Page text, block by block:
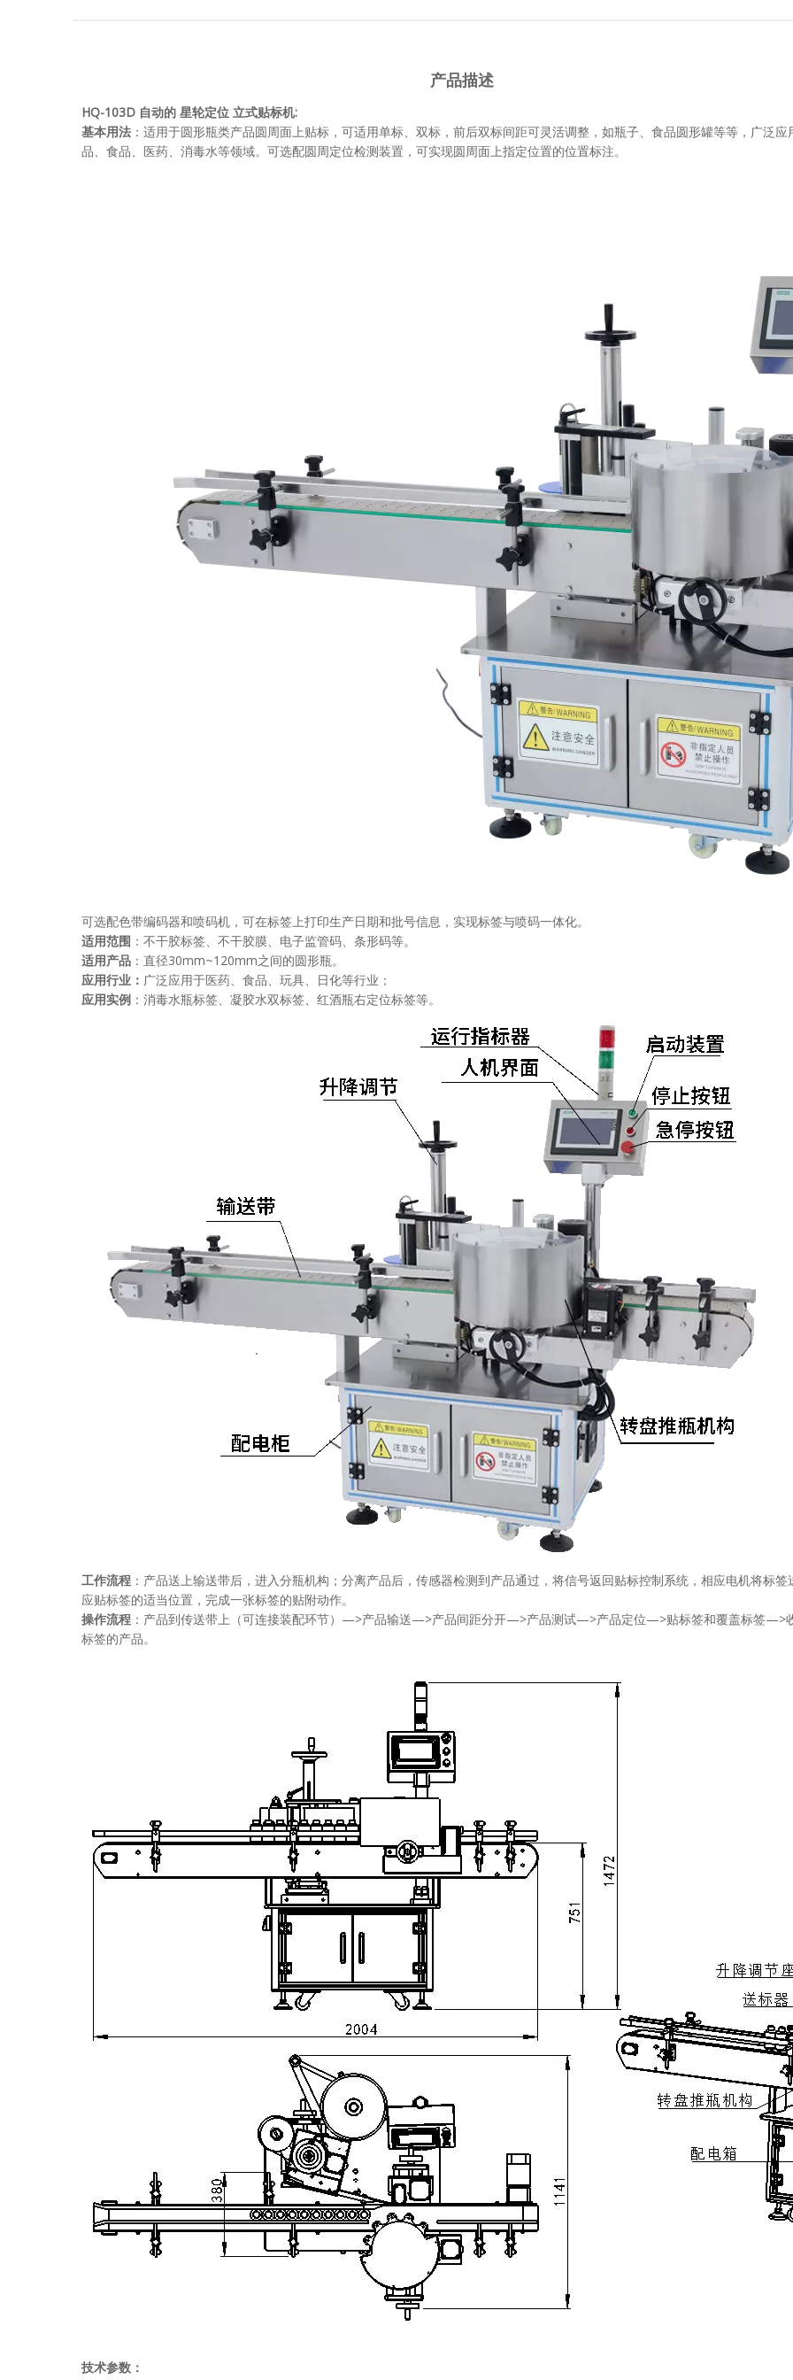
产品描述
HQ-103D 自动的 星轮定位 立式贴标机:
基本用法 ：适用于圆形瓶类产品圆周面上贴标，可适用单标、双标，前后双标间距可灵活调整，如瓶子、食品圆形罐等等，广泛应
品、食品、医药、消毒水等领域。可选配圆周定位检测装置，可实现圆周面上指定位置的位置标注。
可选配色带编码器和喷码机，可在标签上打印生产日期和批号信息，实现标签与喷码一体化。
适用范围 ：不干胶标签、不干胶膜、电子监管码、条形码等。
适用产品 ：直径30mm~120mm之间的圆形瓶。
应用行业： 广泛应用于医药、食品、玩具、日化等行业；
应用实例 ：消毒水瓶标签、凝胶水双标签、红酒瓶右定位标签等。
工作流程 ：产品送上输送带后，进入分瓶机构；分离产品后，传感器检测到产品通过，将信号返回贴标控制系统，相应电机将标签
应贴标签的适当位置，完成一张标签的贴附动作。
操作流程 ：产品到传送带上（可连接装配环节）—>产品输送—>产品间距分开—>产品测试—>产品定位—>贴标签和覆盖标签—>
标签的产品。
技术参数：